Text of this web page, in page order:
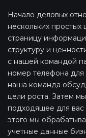
Начало деловых
нескольких
страницу
структуру и
с нашей командой
номер телефона для
наша команда
цели роста. Затем
подходящее для
этого мы
учетные данные